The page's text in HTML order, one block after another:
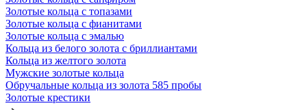
Золотые кольца с топазами
Золотые кольца с фианитами
Золотые кольца с эмалью
Кольца из белого золота с бриллиантами
Кольца из желтого золота
Мужские золотые кольца
Обручальные кольца из золота 585 пробы
Золотые крестики